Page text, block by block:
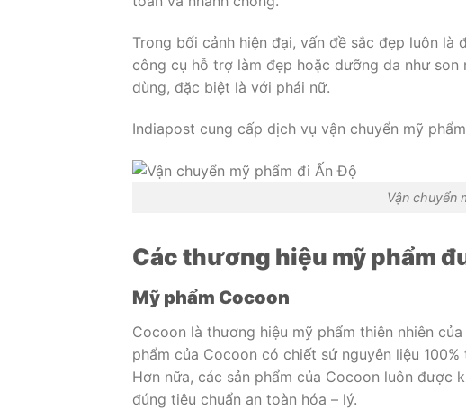
Trong bối cảnh hiện đại, vấn đề sắc đẹp luôn
công cụ hỗ trợ làm đẹp hoặc dưỡng da như
dùng, đặc biệt là với phái nữ.
Indiapost cung cấp dịch vụ vận chuyển mỹ
Vận chuyển
Các thương hiệu mỹ phẩm
Mỹ phẩm Cocoon
Cocoon là thương hiệu mỹ phẩm thiên nhiên
phẩm của Cocoon có chiết sứ nguyên liệu
Hơn nữa, các sản phẩm của Cocoon luôn được
đúng tiêu chuẩn an toàn hóa – lý.